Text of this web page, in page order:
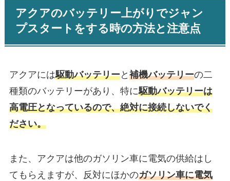
アクアのバッテリー上がりでジャン
プスタートをする時の方法と注意点
アクアには駆動バッテリーと 補機バッテリーの二
種類のバッテリーがあり、特に駆動バッテリーは
高電圧となっているので、絶対に接続しないでく
ださい。
また、アクアは他のガソリン車に電気の供給はし
てもらえますが、反対にほかのガソリン車に電気